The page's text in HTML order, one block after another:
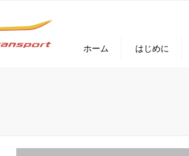
ホーム はじめに